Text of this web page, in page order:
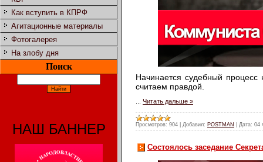
Как вступить в КПРФ
Агитационные материалы
Фотогалерея
На злобу дня
Поиск
НАШ БАННЕР
Начинается судебный
считаем правдой.
Читать дальше »
Просмотров: 904 Добавил: POSTMAN Дата: 04
Состоялось заседание